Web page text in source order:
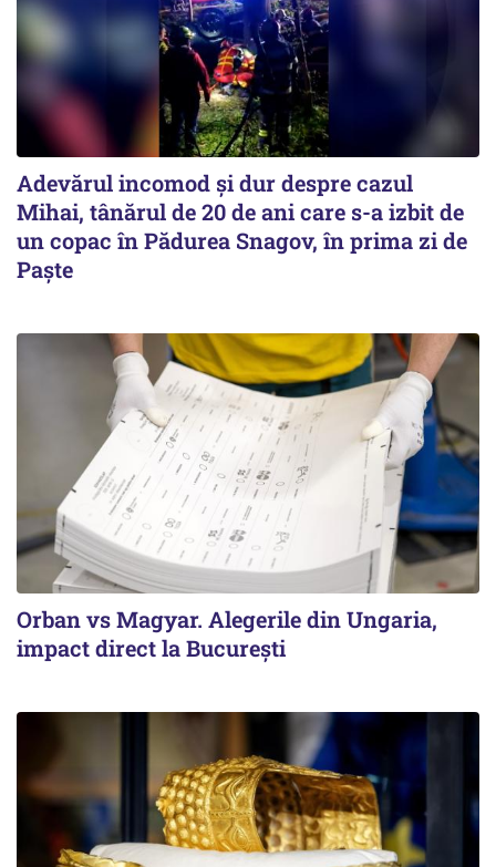
Adevărul incomod și dur despre cazul
Mihai, tânărul de 20 de ani care s-a izbit de
un copac în Pădurea Snagov, în prima zi de
Paște
Orban vs Magyar. Alegerile din Ungaria,
impact direct la Bucureşti